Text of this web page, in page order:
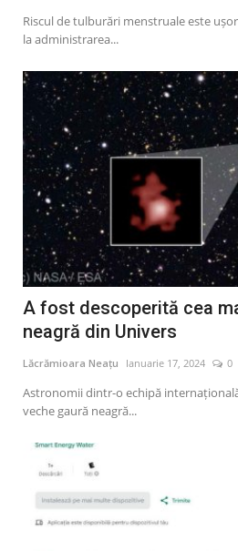
Riscul de tulburări menstruale este
la administrarea...
A fost descoperită cea
neagră din Univers
Lăcrămioara Neațu Ianuarie 17, 2024 0
Astronomii dintr-o echipă
veche gaură neagră...